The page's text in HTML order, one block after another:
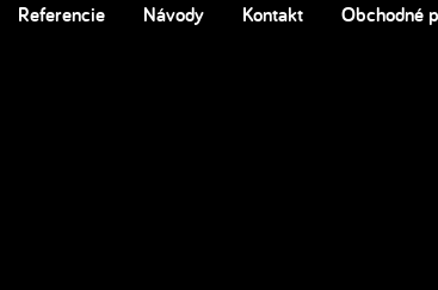
Referencie Návody Kontakt Obchodné